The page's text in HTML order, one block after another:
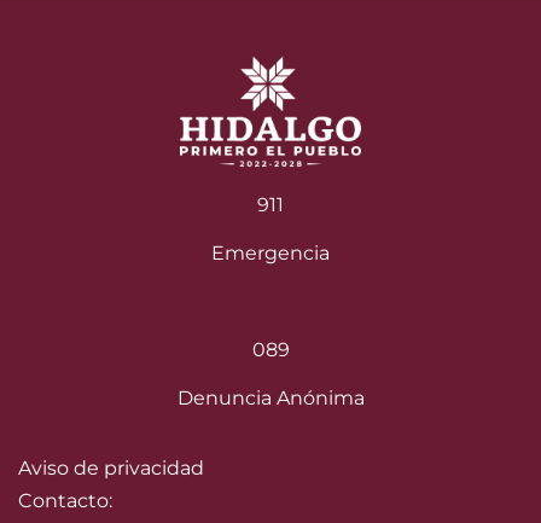
911
Emergencia
089
Denuncia Anónima
Aviso de privacidad
Contacto: